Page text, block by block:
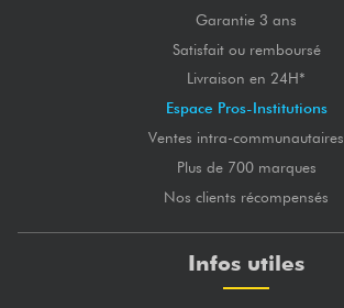
Garantie 3 ans
Satisfait ou remboursé
Livraison en 24H*
Espace Pros-Institutions
Ventes intra-communautaires
Plus de 700 marques
Nos clients récompensés
Infos utiles